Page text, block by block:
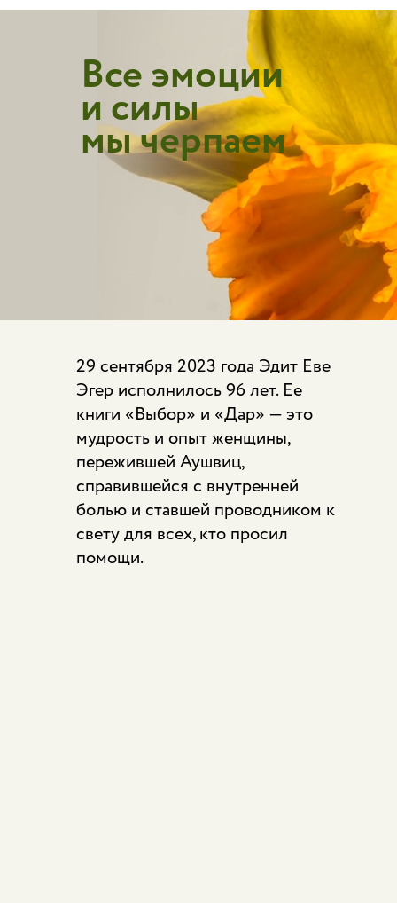
Все эмоции
и силы
мы черпаем
29 сентября 2023 года Эдит Еве
Эгер исполнилось 96 лет. Ее
книги «Выбор» и «Дар» — это
мудрость и опыт женщины,
пережившей Аушвиц,
справившейся с внутренней
болью и ставшей проводником к
свету для всех, кто просил
помощи.
В честь Дня рождения Эдит Евы Эгер
скидка 50% на любую книгу МИФа
. С 29 сентября по 1
любую книгу